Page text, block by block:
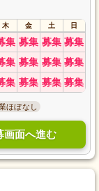
木 金 土 日
集 募集 募集 募集
集 募集 募集 募集
集 募集 募集 募集
ほぼなし
画面へ進む